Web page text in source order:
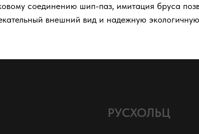
соединению шип-паз, имитация бруса
внешний вид и надежную
РУСХОЛЬЦ